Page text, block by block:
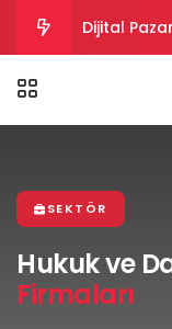
Dijital
Dijital
İçerikler
Dijital
Dijital
Stratejiler
SEKTÖR
Hukuk ve
Firmaları